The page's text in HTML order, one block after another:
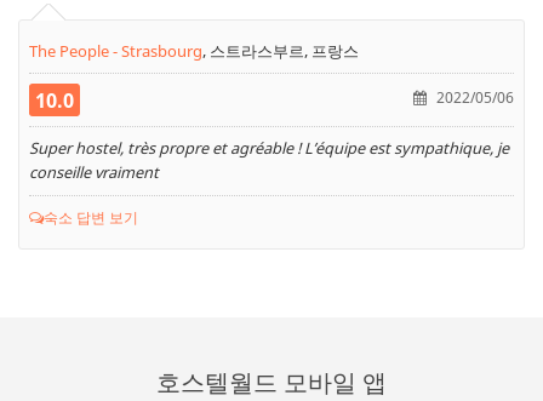
The People - Strasbourg, 스트라스부르, 프랑스
10.0 2022/05/06
Super hostel, très propre et agréable ! L’équipe est sympathique, je
conseille vraiment
숙소 답변 보기
호스텔월드 모바일 앱